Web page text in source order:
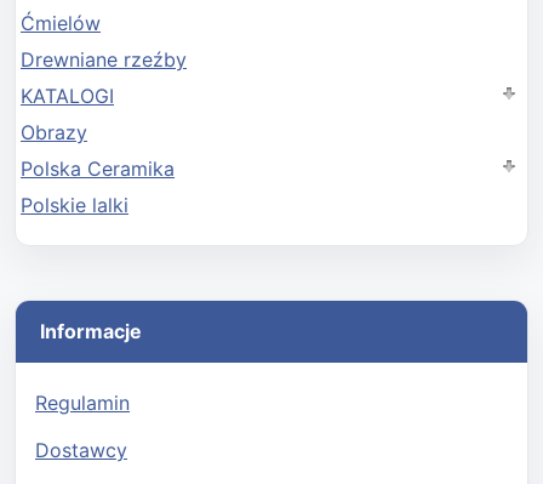
Ćmielów
Drewniane rzeźby
KATALOGI
Obrazy
Polska Ceramika
Polskie lalki
Informacje
Regulamin
Dostawcy